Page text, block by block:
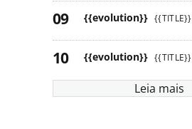
{{evolution}} {{TITLE}}
{{evolution}} {{TITLE}}
Leia mais